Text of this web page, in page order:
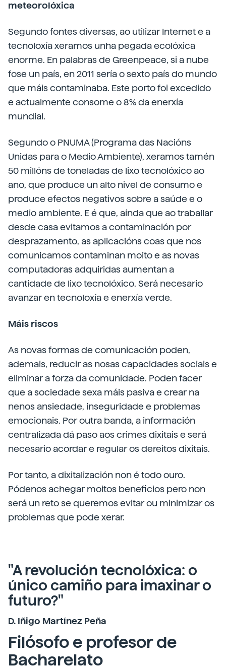
meteorolóxica
Segundo fontes diversas, ao utilizar Internet e a
tecnoloxía xeramos unha pegada ecolóxica
enorme. En palabras de Greenpeace, si a nube
fose un país, en 2011 sería o sexto país do mundo
que máis contaminaba. Este porto foi excedido
e actualmente consome o 8% da enerxía
mundial.
Segundo o PNUMA (Programa das Nacións
Unidas para o Medio Ambiente), xeramos tamén
50 millóns de toneladas de lixo tecnolóxico ao
ano, que produce un alto nivel de consumo e
produce efectos negativos sobre a saúde e o
medio ambiente. E é que, aínda que ao traballar
desde casa evitamos a contaminación por
desprazamento, as aplicacións coas que nos
comunicamos contaminan moito e as novas
computadoras adquiridas aumentan a
cantidade de lixo tecnolóxico. Será necesario
avanzar en tecnoloxía e enerxía verde.
Máis riscos
As novas formas de comunicación poden,
ademais, reducir as nosas capacidades sociais e
eliminar a forza da comunidade. Poden facer
que a sociedade sexa máis pasiva e crear na
nenos ansiedade, inseguridade e problemas
emocionais. Por outra banda, a información
centralizada dá paso aos crimes dixitais e será
necesario acordar e regular os dereitos dixitais.
Por tanto, a dixitalización non é todo ouro.
Pódenos achegar moitos beneficios pero non
será un reto se queremos evitar ou minimizar os
problemas que pode xerar.
"A revolución tecnolóxica: o
único camiño para imaxinar o
futuro?"
D. Iñigo Martínez Peña
Filósofo e profesor de
Bacharelato